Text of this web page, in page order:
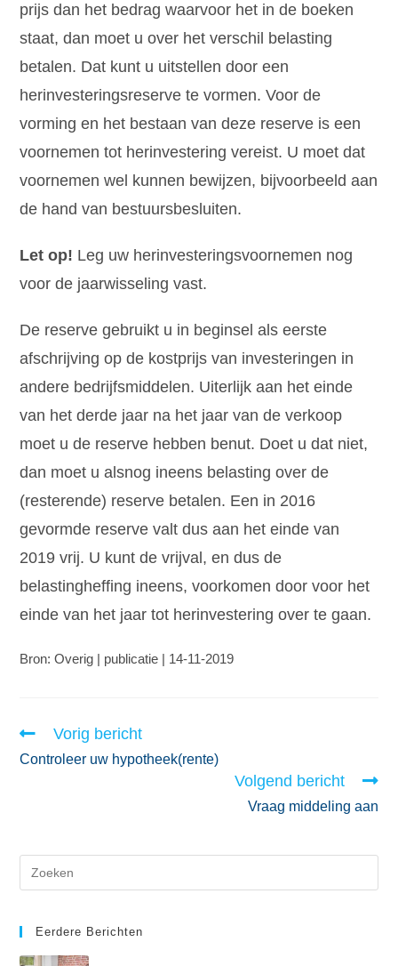
prijs dan het bedrag waarvoor het in de boeken
staat, dan moet u over het verschil belasting
betalen. Dat kunt u uitstellen door een
herinvesteringsreserve te vormen. Voor de
vorming en het bestaan van deze reserve is een
voornemen tot herinvestering vereist. U moet dat
voornemen wel kunnen bewijzen, bijvoorbeeld aan
de hand van bestuursbesluiten.
Let op! Leg uw herinvesteringsvoornemen nog
voor de jaarwisseling vast.
De reserve gebruikt u in beginsel als eerste
afschrijving op de kostprijs van investeringen in
andere bedrijfsmiddelen. Uiterlijk aan het einde
van het derde jaar na het jaar van de verkoop
moet u de reserve hebben benut. Doet u dat niet,
dan moet u alsnog ineens belasting over de
(resterende) reserve betalen. Een in 2016
gevormde reserve valt dus aan het einde van
2019 vrij. U kunt de vrijval, en dus de
belastingheffing ineens, voorkomen door voor het
einde van het jaar tot herinvestering over te gaan.
Bron: Overig | publicatie | 14-11-2019
Vorig bericht
Controleer uw hypotheek(rente)
Volgend bericht
Vraag middeling aan
Eerdere Berichten